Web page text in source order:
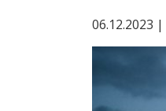
06.12.2023 |